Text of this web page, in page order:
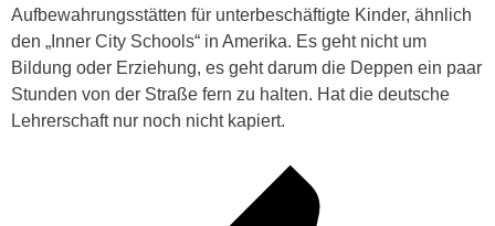
Aufbewahrungsstätten für unterbeschäftigte Kinder, ähnlich
den „Inner City Schools“ in Amerika. Es geht nicht um
Bildung oder Erziehung, es geht darum die Deppen ein paar
Stunden von der Straße fern zu halten. Hat die deutsche
Lehrerschaft nur noch nicht kapiert.